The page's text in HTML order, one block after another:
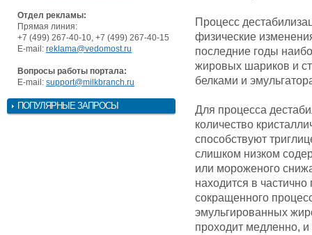
Отдел рекламы:
Прямая линия:
+7 (499) 267-40-10, +7 (499) 267-40-15
E-mail: reklama@vedomost.ru
Вопросы работы портала:
E-mail: support@milkbranch.ru
ПОПУЛЯРНЫЕ ЗАПРОСЫ
Процесс
физические
последние годы
жировых шариков и
белками и
Для процесса
количество
способствуют
слишком низком
или мороженого
находится в
сокращенного
эмульгированных
проходит медленно,